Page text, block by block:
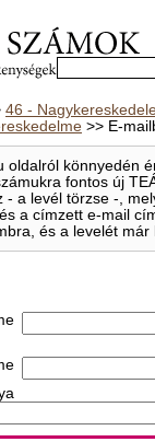
46 -
>> E-
oldalról könnyedén
fontos új
- a levél törzse -,
a címzett e-mail
és a levelét már